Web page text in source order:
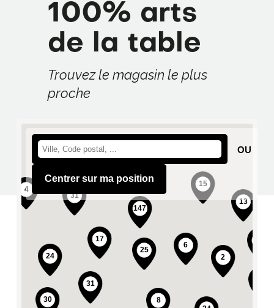
100% arts
de la table
Trouvez le magasin le plus
proche